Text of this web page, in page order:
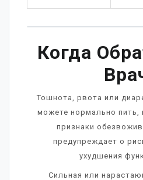
Когда
Тошнота, рвота или
можете нормально пить,
признаки
предупреждает о
ухудшения
Сильная или